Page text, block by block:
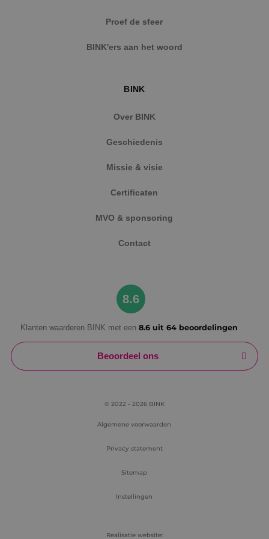
Proef de sfeer
BINK'ers aan het woord
BINK
Over BINK
Geschiedenis
Missie & visie
Certificaten
MVO & sponsoring
Contact
8.6
Klanten waarderen BINK met een 8.6 uit 64 beoordelingen
Beoordeel ons
© 2022 - 2026 BINK
Algemene voorwaarden
Privacy statement
Sitemap
Instellingen
Realisatie website:
Strikt noodzakelijke cookies maken de
website kan niet goed worden gebruikt zonder de
weken